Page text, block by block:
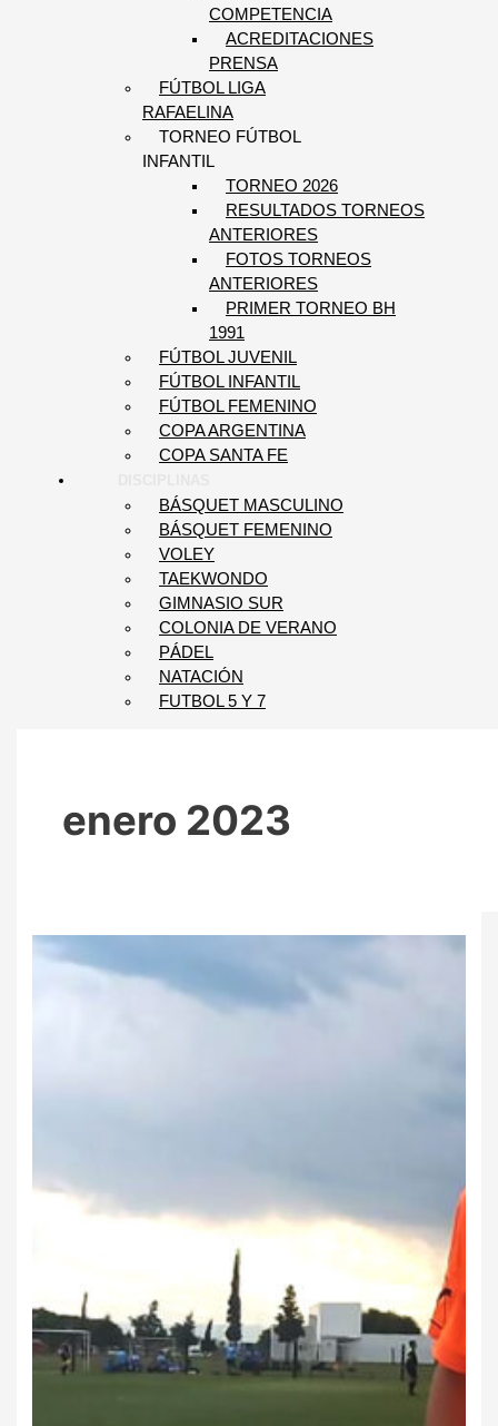
COMPETENCIA
ACREDITACIONES
PRENSA
FÚTBOL LIGA
RAFAELINA
TORNEO FÚTBOL
INFANTIL
TORNEO 2026
RESULTADOS TORNEOS
ANTERIORES
FOTOS TORNEOS
ANTERIORES
PRIMER TORNEO BH
1991
FÚTBOL JUVENIL
FÚTBOL INFANTIL
FÚTBOL FEMENINO
COPA ARGENTINA
COPA SANTA FE
BÁSQUET MASCULINO
BÁSQUET FEMENINO
VOLEY
TAEKWONDO
GIMNASIO SUR
COLONIA DE VERANO
PÁDEL
NATACIÓN
FUTBOL 5 Y 7
enero 2023